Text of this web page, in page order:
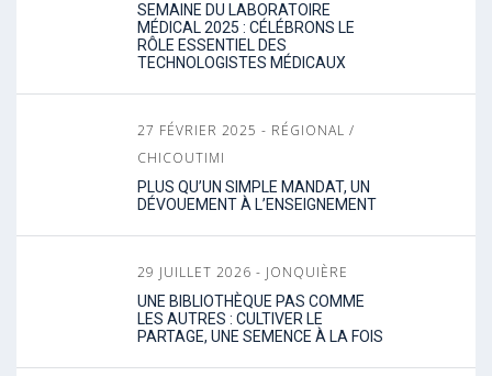
SEMAINE DU LABORATOIRE
MÉDICAL 2025 : CÉLÉBRONS LE
RÔLE ESSENTIEL DES
TECHNOLOGISTES MÉDICAUX
27 FÉVRIER 2025 - RÉGIONAL /
CHICOUTIMI
PLUS QU’UN SIMPLE MANDAT, UN
DÉVOUEMENT À L’ENSEIGNEMENT
29 JUILLET 2026 - JONQUIÈRE
UNE BIBLIOTHÈQUE PAS COMME
LES AUTRES : CULTIVER LE
PARTAGE, UNE SEMENCE À LA FOIS